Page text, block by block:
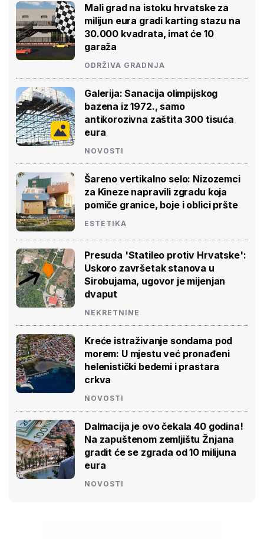
Mali grad na istoku hrvatske za
milijun eura gradi karting stazu na
30.000 kvadrata, imat će 10
garaža
ODRŽIVA GRADNJA
Galerija: Sanacija olimpijskog
bazena iz 1972., samo
antikorozivna zaštita 300 tisuća
eura
NOVOSTI
Šareno vertikalno selo: Nizozemci
za Kineze napravili zgradu koja
pomiče granice, boje i oblici pršte
ESTETIKA
Presuda 'Statileo protiv Hrvatske':
Uskoro završetak stanova u
Sirobujama, ugovor je mijenjan
dvaput
NEKRETNINE
Kreće istraživanje sondama pod
morem: U mjestu već pronađeni
helenistički bedemi i prastara
crkva
NOVOSTI
Dalmacija je ovo čekala 40 godina!
Na zapuštenom zemljištu Žnjana
gradit će se zgrada od 10 milijuna
eura
NOVOSTI